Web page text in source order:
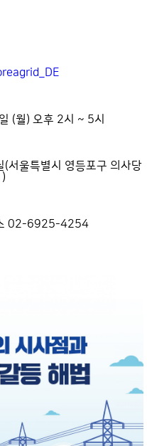
(월) 오후 2시 ~ 5시
서울특별시 영등포구 의사당
02-6925-4254